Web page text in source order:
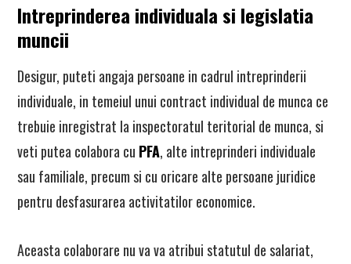
Intreprinderea individuala si legislatia
muncii
Desigur, puteti angaja persoane in cadrul intreprinderii
individuale, in temeiul unui contract individual de munca ce
trebuie inregistrat la inspectoratul teritorial de munca, si
veti putea colabora cu PFA, alte intreprinderi individuale
sau familiale, precum si cu oricare alte persoane juridice
pentru desfasurarea activitatilor economice.
Aceasta colaborare nu va va atribui statutul de salariat,